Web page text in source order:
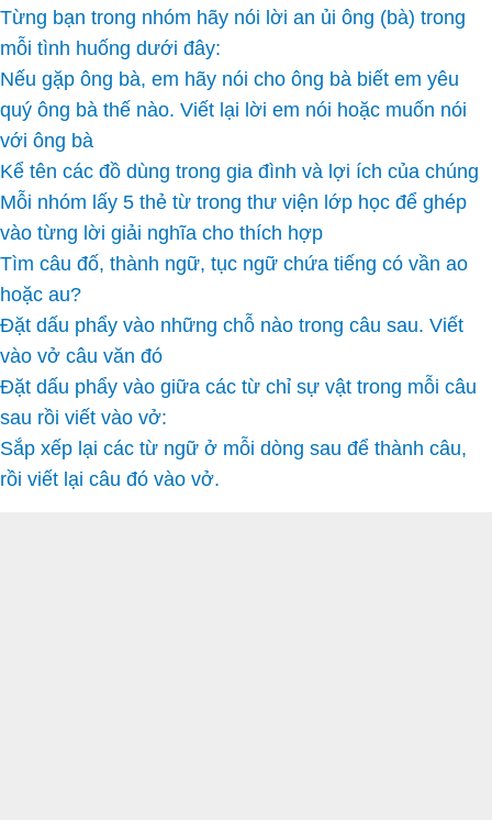
Từng bạn trong nhóm hãy nói lời an ủi ông (bà) trong
mỗi tình huống dưới đây:
Nếu gặp ông bà, em hãy nói cho ông bà biết em yêu
quý ông bà thế nào. Viết lại lời em nói hoặc muốn nói
với ông bà
Kể tên các đồ dùng trong gia đình và lợi ích của chúng
Mỗi nhóm lấy 5 thẻ từ trong thư viện lớp học để ghép
vào từng lời giải nghĩa cho thích hợp
Tìm câu đố, thành ngữ, tục ngữ chứa tiếng có vần ao
hoặc au?
Đặt dấu phẩy vào những chỗ nào trong câu sau. Viết
vào vở câu văn đó
Đặt dấu phẩy vào giữa các từ chỉ sự vật trong mỗi câu
sau rồi viết vào vở:
Sắp xếp lại các từ ngữ ở mỗi dòng sau để thành câu,
rồi viết lại câu đó vào vở.